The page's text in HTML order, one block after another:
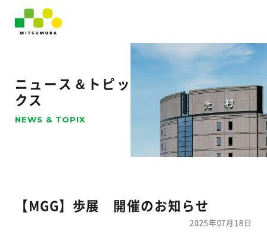
ニュース＆トピッ
クス
NEWS & TOPIX
【MGG】歩展 開催のお知らせ
2025年07月18日